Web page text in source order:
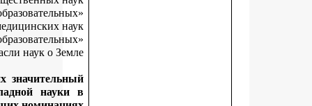
«Лучший начинающий исследователь в
организациях высшего образования в отрасли медицинских
«Лучший начинающий исследователь в
организациях высшего образования в отрасли наук о
За результаты научных исследований, внесших
вклад в развитие фундаментальной и прикладной